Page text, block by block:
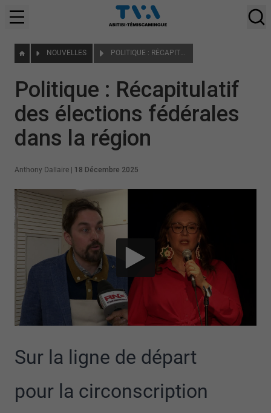
NOUVELLES POLITIQUE : RÉCAPITULATIF DES ÉLECTIONS FÉDÉRALES DANS LA RÉGION
Politique : Récapitulatif
des élections fédérales
dans la région
Anthony Dallaire 18 Décembre 2025
Sur la ligne de départ
pour la circonscription